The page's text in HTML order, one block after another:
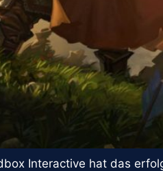
Interactive hat das